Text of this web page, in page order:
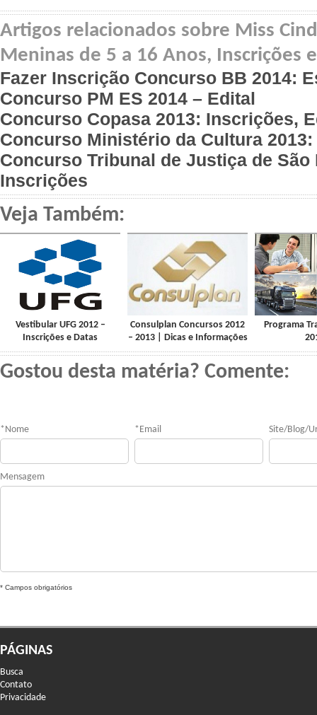
Artigos relacionados sobre Miss
Meninas de 5 a 16 Anos, Inscrições
Fazer Inscrição Concurso BB 2014:
Concurso PM ES 2014 – Edital
Concurso Copasa 2013: Inscrições,
Concurso Ministério da Cultura
Concurso Tribunal de Justiça de São
Inscrições
Veja Também:
Vestibular UFG 2012 –
Inscrições e Datas
Consulplan Concursos 2012
– 2013 | Dicas e Informações
Programa
Gostou desta matéria? Comente:
* Nome * Email Site/Blog/
Mensagem
* Campos obrigatórios
PÁGINAS
Busca
Contato
Privacidade